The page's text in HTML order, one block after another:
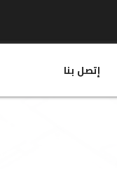
إتصل بنا